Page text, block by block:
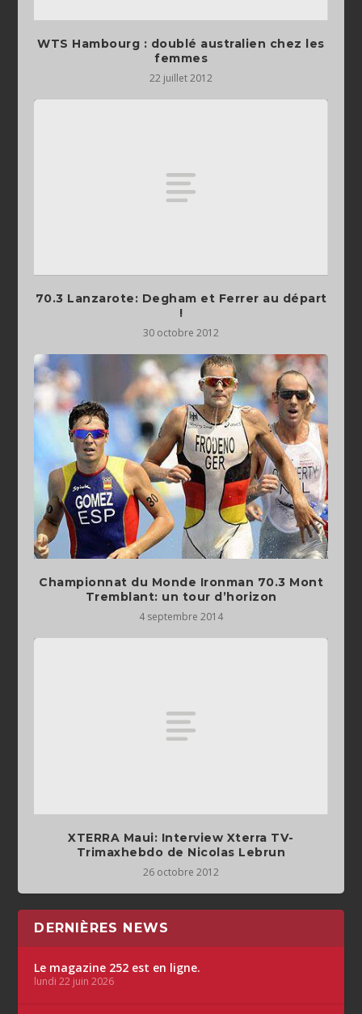
WTS Hambourg : doublé australien chez les
femmes
22 juillet 2012
70.3 Lanzarote: Degham et Ferrer au départ
!
30 octobre 2012
Championnat du Monde Ironman 70.3 Mont
Tremblant: un tour d’horizon
4 septembre 2014
XTERRA Maui: Interview Xterra TV-
Trimaxhebdo de Nicolas Lebrun
26 octobre 2012
DERNIÈRES NEWS
Le magazine 252 est en ligne.
lundi 22 juin 2026